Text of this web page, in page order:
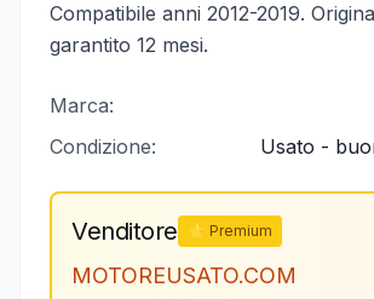
Compatibile anni 2012-2019.
garantito 12 mesi.
Marca:
Condizione:
Usato -
Venditore ⭐ Premium
MOTOREUSATO.COM